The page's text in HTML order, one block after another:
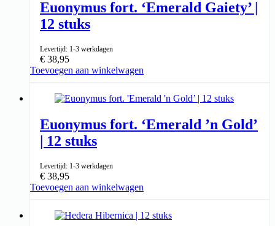
Euonymus fort. ‘Emerald Gaiety’ |
12 stuks
↑ 10-25cm
Levertijd: 1-3 werkdagen
€ 38,95
Toevoegen aan winkelwagen
Euonymus fort. ‘Emerald ’n Gold’
| 12 stuks
↑ 10-25cm
Levertijd: 1-3 werkdagen
€ 38,95
Toevoegen aan winkelwagen